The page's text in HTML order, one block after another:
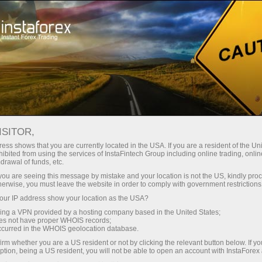
فتح الحساب الفوري منصة التداول
للمبتدئين للمستثمرين للشركاء
لشركة إنستافوركس في عام 2007، وفي
فتح حساب
shows that you are currently located in the USA. If you are a resident of the
from using the services of InstaFintech Group including online trading,
of funds, etc.
are seeing this message by mistake and your location is not the US, kindly
you must leave the website in order to comply with government
IP address show your location as the USA?
a VPN provided by a hosting company based in the United States;
not have proper WHOIS records;
in the WHOIS geolocation database.
whether you are a US resident or not by clicking the relevant button below. If
being a US resident, you will not be able to open an account with InstaForex